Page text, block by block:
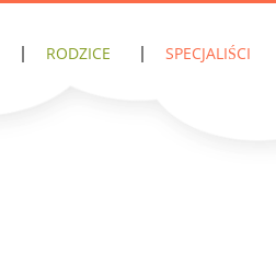
RODZICE SPECJALIŚCI